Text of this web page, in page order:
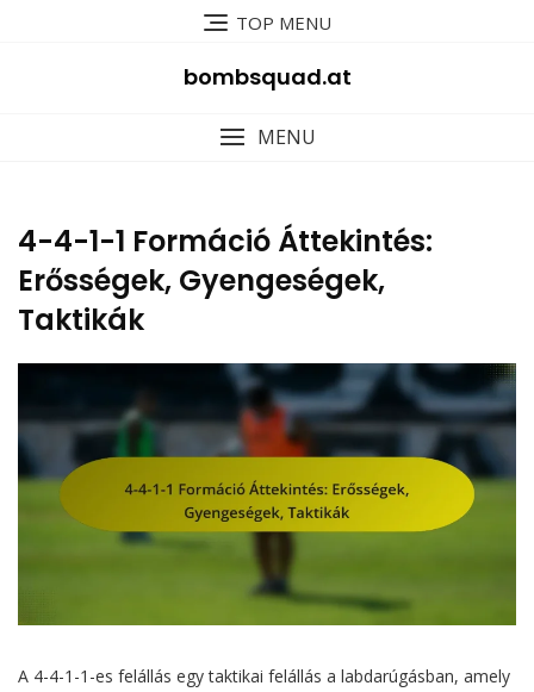
TOP MENU
bombsquad.at
MENU
4-4-1-1 Formáció Áttekintés:
Erősségek, Gyengeségek,
Taktikák
A 4-4-1-1-es felállás egy taktikai felállás a labdarúgásban, amely